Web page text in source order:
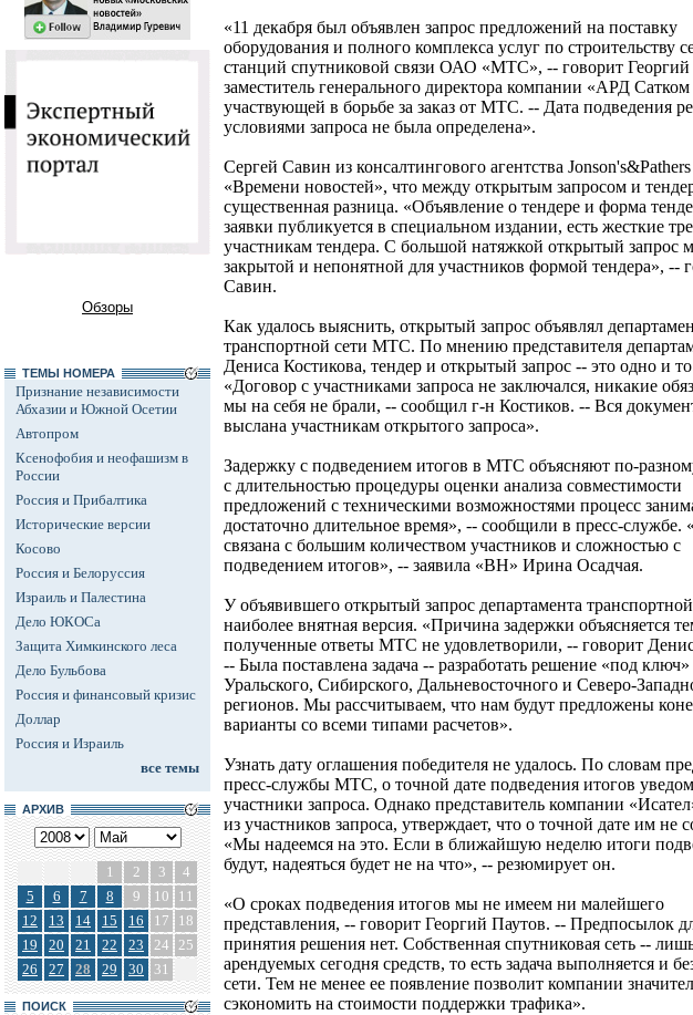
Обзоры
ТЕМЫ НОМЕРА
Признание независимости
Абхазии и Южной Осетии
Автопром
Ксенофобия и неофашизм в
России
Россия и Прибалтика
Исторические версии
Косово
Россия и Белоруссия
Израиль и Палестина
Дело ЮКОСа
Защита Химкинского леса
Дело Бульбова
Россия и финансовый кризис
Доллар
Россия и Израиль
все темы
АРХИВ
1 2 3
4
5
6 7 8 9 10
11
12
13 14 15 16 17
18
19
20 21 22 23 24 25
26
27 28 29 30 31
ПОИСК
«11 декабря был объявлен запрос предложений на поставку
оборудования и полного комплекса услуг по строительству
станций спутниковой связи ОАО «МТС», -- говорит Георгий
заместитель генерального директора компании «АРД
участвующей в борьбе за заказ от МТС. -- Дата подведения
условиями запроса не была определена».
Сергей Савин из консалтингового агентства
«Времени новостей», что между открытым запросом и
существенная разница. «Объявление о тендере и форма
заявки публикуется в специальном издании, есть жесткие
участникам тендера. С большой натяжкой открытый запрос
закрытой и непонятной для участников формой тендера», --
Савин.
Как удалось выяснить, открытый запрос объявлял
транспортной сети МТС. По мнению представителя
Дениса Костикова, тендер и открытый запрос -- это одно и
«Договор с участниками запроса не заключался, никакие
мы на себя не брали, -- сообщил г-н Костиков. -- Вся
выслана участникам открытого запроса».
Задержку с подведением итогов в МТС объясняют по-
с длительностью процедуры оценки анализа совместимости
предложений с техническими возможностями процесс
достаточно длительное время», -- сообщили в пресс-службе.
связана с большим количеством участников и сложностью с
подведением итогов», -- заявила «ВН» Ирина Осадчая.
У объявившего открытый запрос департамента
наиболее внятная версия. «Причина задержки объясняется
полученные ответы МТС не удовлетворили, -- говорит
-- Была поставлена задача -- разработать решение «под ключ»
Уральского, Сибирского, Дальневосточного и Северо-
регионов. Мы рассчитываем, что нам будут предложены
варианты со всеми типами расчетов».
Узнать дату оглашения победителя не удалось. По словам
пресс-службы МТС, о точной дате подведения итогов
участники запроса. Однако представитель компании
из участников запроса, утверждает, что о точной дате им не
«Мы надеемся на это. Если в ближайшую неделю итоги
будут, надеяться будет не на что», -- резюмирует он.
«О сроках подведения итогов мы не имеем ни малейшего
представления, -- говорит Георгий Паутов. -- Предпосылок
принятия решения нет. Собственная спутниковая сеть --
арендуемых сегодня средств, то есть задача выполняется и
сети. Тем не менее ее появление позволит компании
сэкономить на стоимости поддержки трафика».